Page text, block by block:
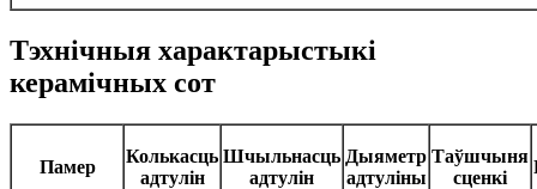
Тэхнічныя характарыстыкі
керамічных сот
Памер
Колькасць
адтулін
Шчыльнасць
адтулін
Дыяметр
адтуліны
Таўшчыня
сценкі